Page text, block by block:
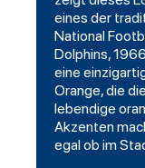
eines der
National
Dolphins,
eine
Orange, die
lebendige
Akzenten
egal ob im